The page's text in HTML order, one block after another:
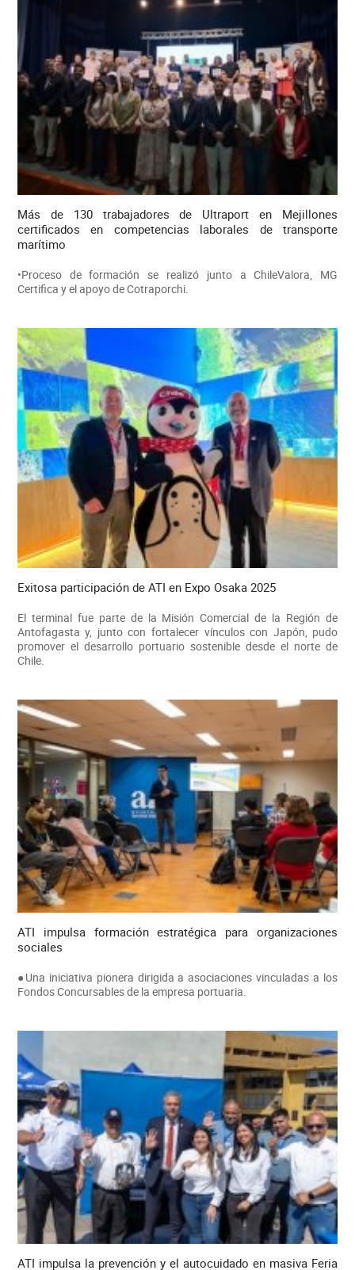
Más de 130 trabajadores de Ultraport en Mejillones
certificados en competencias laborales de transporte
marítimo
•Proceso de formación se realizó junto a ChileValora, MG
Certifica y el apoyo de Cotraporchi.
Exitosa participación de ATI en Expo Osaka 2025
El terminal fue parte de la Misión Comercial de la Región de
Antofagasta y, junto con fortalecer vínculos con Japón, pudo
promover el desarrollo portuario sostenible desde el norte de
Chile.
ATI impulsa formación estratégica para organizaciones
sociales
●Una iniciativa pionera dirigida a asociaciones vinculadas a los
Fondos Concursables de la empresa portuaria.
ATI impulsa la prevención y el autocuidado en masiva Feria